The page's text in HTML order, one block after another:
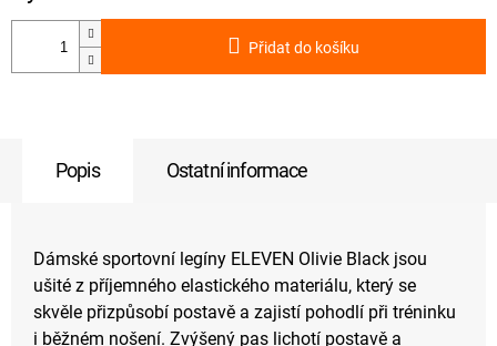
Přidat do košíku
Popis Ostatní informace
Dámské sportovní legíny ELEVEN Olivie Black jsou
ušité z příjemného elastického materiálu, který se
skvěle přizpůsobí postavě a zajistí pohodlí při tréninku
i běžném nošení. Zvýšený pas lichotí postavě a